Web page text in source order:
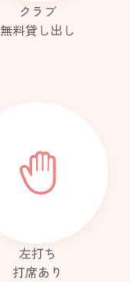
クラブ
無料貸し出し
左打ち
打席あり